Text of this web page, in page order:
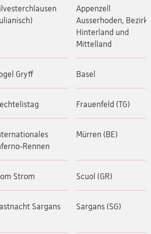
Appenzell
Ausserhoden, Bezirk
Hinterland und
Mittelland
Gryff Basel
Frauenfeld (TG)
Rennen
Mürren (BE)
Strom Scuol (GR)
Sargans Sargans (SG)